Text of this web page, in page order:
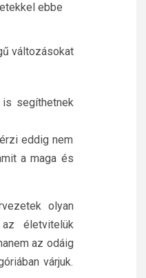
ebbe
változásokat
is segíthetnek
eddig nem
a maga és
olyan
az életvitelük
az odáig
várjuk.